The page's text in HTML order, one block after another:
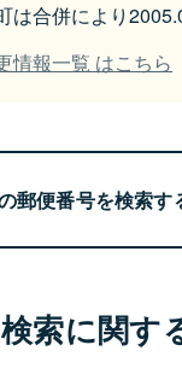
は合併により
情報一覧 はこちら
郵便番号を検索す
索に関す